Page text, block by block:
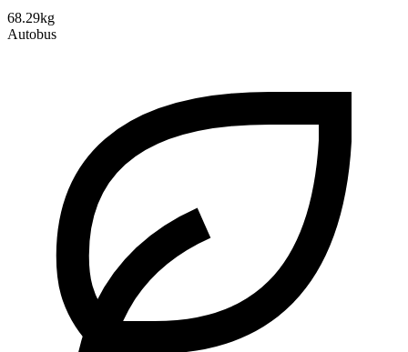
68.29kg
Autobus